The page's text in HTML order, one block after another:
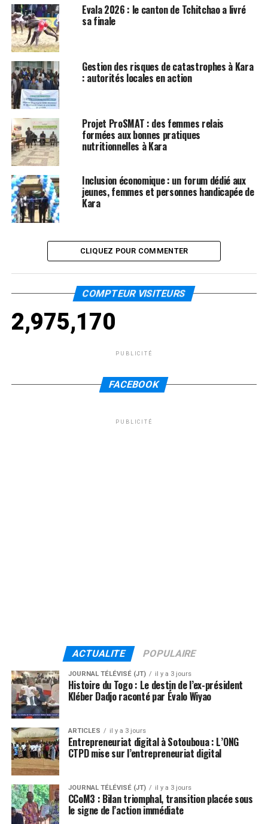
Evala 2026 : le canton de Tchitchao a livré
sa finale
Gestion des risques de catastrophes à Kara
: autorités locales en action
Projet ProSMAT : des femmes relais
formées aux bonnes pratiques
nutritionnelles à Kara
Inclusion économique : un forum dédié aux
jeunes, femmes et personnes handicapée de
Kara
CLIQUEZ POUR COMMENTER
COMPTEUR VISITEURS
2,975,170
PUBLICITÉ
FACEBOOK
PUBLICITÉ
ACTUALITE POPULAIRE
JOURNAL TÉLÉVISÉ (JT) il y a 3 jours
Histoire du Togo : Le destin de l’ex-président
Kléber Dadjo raconté par Évalo Wiyao
ARTICLES il y a 3 jours
Entrepreneuriat digital à Sotouboua : L’ONG
CTPD mise sur l’entrepreneuriat digital
JOURNAL TÉLÉVISÉ (JT) il y a 3 jours
CCoM3 : Bilan triomphal, transition placée sous
le signe de l’action immédiate